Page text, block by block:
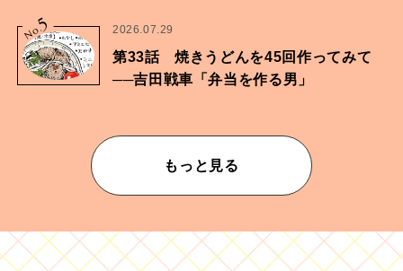
No.
5 2026.07.29
第33話 焼きうどんを45回作ってみて
──吉田戦車「弁当を作る男」
もっと見る